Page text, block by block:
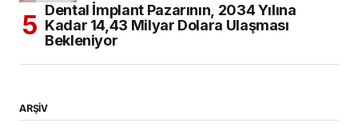
Dental İmplant Pazarının, 2034 Yılına
Kadar 14,43 Milyar Dolara Ulaşması
Bekleniyor
ARŞİV